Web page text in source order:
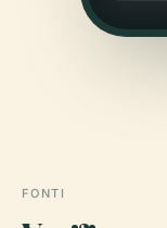
FONTI